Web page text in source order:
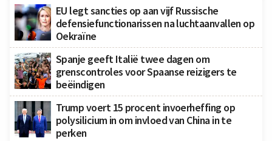
EU legt sancties op aan vijf Russische
defensiefunctionarissen na luchtaanvallen op
Oekraïne
Spanje geeft Italië twee dagen om
grenscontroles voor Spaanse reizigers te
beëindigen
Trump voert 15 procent invoerheffing op
polysilicium in om invloed van China in te
perken